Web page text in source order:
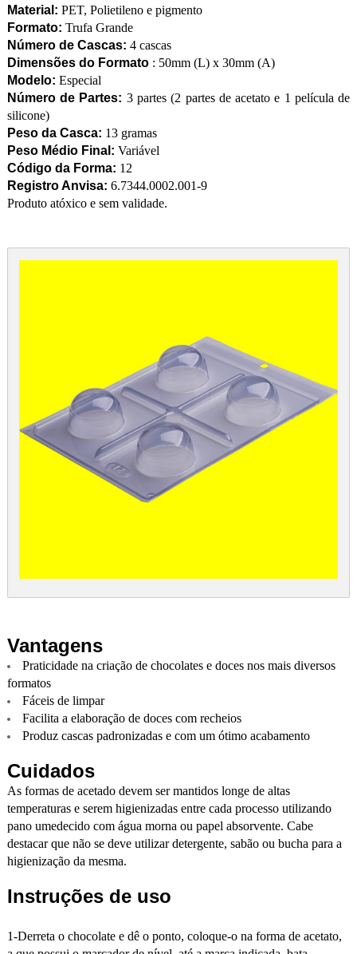
Material: PET, Polietileno e pigmento
Formato: Trufa Grande
Número de Cascas: 4 cascas
Dimensões do Formato : 50mm (L) x 30mm (A)
Modelo: Especial
Número de Partes: 3 partes (2 partes de acetato e 1 película de
silicone)
Peso da Casca: 13 gramas
Peso Médio Final: Variável
Código da Forma: 12
Registro Anvisa: 6.7344.0002.001-9
Produto atóxico e sem validade.
Vantagens
Praticidade na criação de chocolates e doces nos mais diversos
formatos
Fáceis de limpar
Facilita a elaboração de doces com recheios
Produz cascas padronizadas e com um ótimo acabamento
Cuidados
As formas de acetado devem ser mantidos longe de altas
temperaturas e serem higienizadas entre cada processo utilizando
pano umedecido com água morna ou papel absorvente. Cabe
destacar que não se deve utilizar detergente, sabão ou bucha para a
higienização da mesma.
Instruções de uso
1-Derreta o chocolate e dê o ponto, coloque-o na forma de acetato,